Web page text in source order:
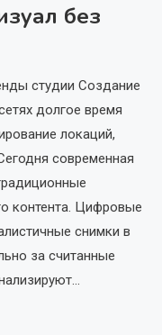
без
студии Создание
долгое время
локаций,
современная
контента. Цифровые
снимки в
за считанные